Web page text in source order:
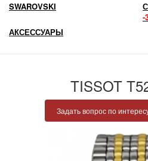
SWAROVSKI
-
АКСЕССУАРЫ
TISSOT
Задать вопрос по